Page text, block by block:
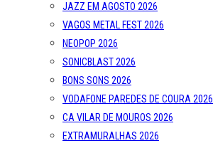
JAZZ EM AGOSTO 2026
VAGOS METAL FEST 2026
NEOPOP 2026
SONICBLAST 2026
BONS SONS 2026
VODAFONE PAREDES DE COURA 2026
CA VILAR DE MOUROS 2026
EXTRAMURALHAS 2026